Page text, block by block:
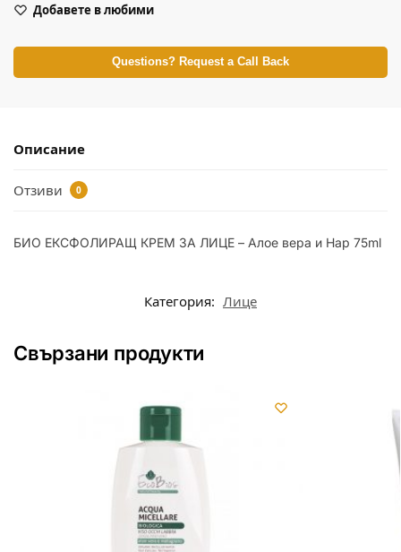
Добавете в любими
Questions? Request a Call Back
Описание
Отзиви 0
БИО ЕКСФОЛИРАЩ КРЕМ ЗА ЛИЦЕ – Алое вера и Нар 75ml
Категория: Лице
Свързани продукти